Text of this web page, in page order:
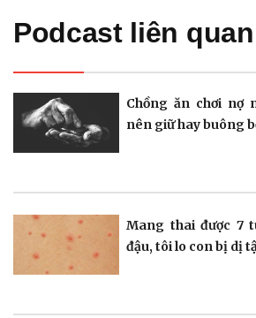
Kinh tế
Thị
Tỷ giá
Pháp luật
Tin nóng
Quân
Việt
Podcast liên quan
Chồng ăn chơi nợ
nên giữ hay buông
Mang thai được 7
đậu, tôi lo con bị dị